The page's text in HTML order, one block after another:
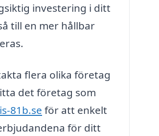
investering i ditt
till en mer hållbar
flera olika företag
det företag som
81b.se för att enkelt
för ditt